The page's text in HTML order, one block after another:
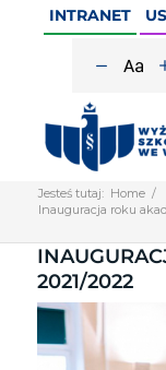
INTRANET
Jesteś tutaj: Home /
Inauguracja roku
2021/2022